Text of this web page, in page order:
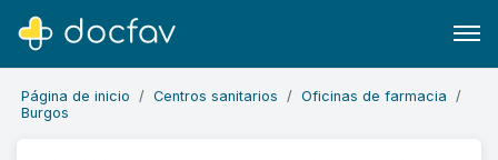
Página de inicio Centros sanitarios
Oficinas de farmacia
Burgos